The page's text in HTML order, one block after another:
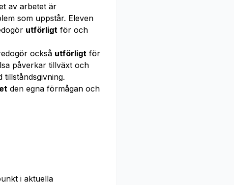
av arbetet är
som uppstår. Eleven
utförligt för och
också utförligt för
påverkar tillväxt och
tillståndsgivning.
den egna förmågan och
i aktuella